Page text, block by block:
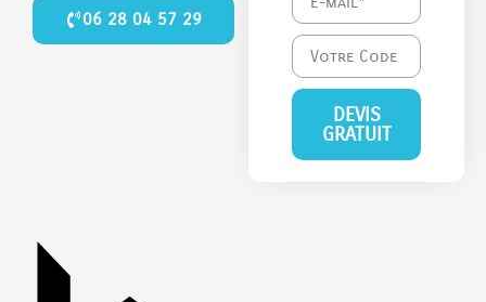
06 28 04 57 29
DEVIS
GRATUIT